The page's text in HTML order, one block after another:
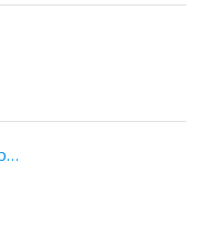
CIC Ecommoy 16 Place de La République